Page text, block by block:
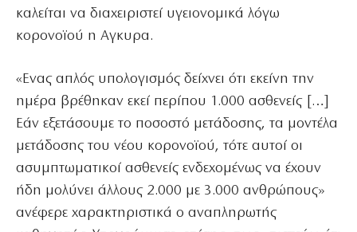
καλείται να διαχειριστεί υγειονομικά λόγω
κορονοϊού η Αγκυρα.
«Ενας απλός υπολογισμός δείχνει ότι εκείνη την
ημέρα βρέθηκαν εκεί περίπου 1.000 ασθενείς […]
Εάν εξετάσουμε το ποσοστό μετάδοσης, τα μοντέλα
μετάδοσης του νέου κορονοϊού, τότε αυτοί οι
ασυμπτωματικοί ασθενείς ενδεχομένως να έχουν
ήδη μολύνει άλλους 2.000 με 3.000 ανθρώπους»
ανέφερε χαρακτηριστικά ο αναπληρωτής